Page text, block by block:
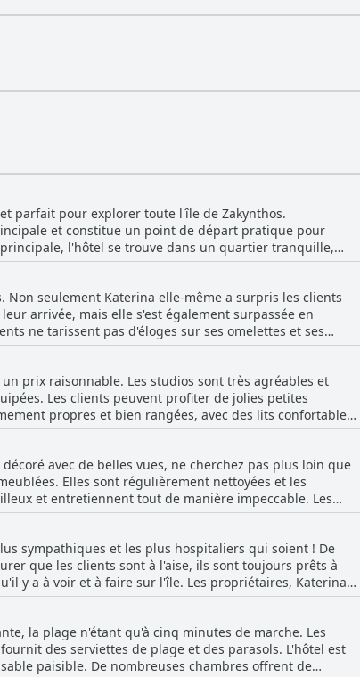
parfait pour explorer toute l'île de Zakynthos.
et constitue un point de départ pratique pour
l'hôtel se trouve dans un quartier tranquille,
calme et relaxant. Le propriétaire est également
et de nombreux restaurants sont accessibles à pied.
sur la mer. Bien que certains clients aient trouvé
eux ont apprécié la position stratégique qui permet de
même est situé dans un quartier très agréable et
Rooms est un excellent choix pour ceux qui recherchent
central pour profiter de toutes les attractions de l'île.
seulement Katerina elle-même a surpris les clients
arrivée, mais elle s'est également surpassée en
ne tarissent pas d'éloges sur ses omelettes et ses
et les oranges du jardin. L'hospitalité et la chaleur de
et des fruits offerts chaque jour. L'expérience du petit-
ce séjour au Katerina Rooms un moment inoubliable.
prix raisonnable. Les studios sont très agréables et
Les clients peuvent profiter de jolies petites
propres et bien rangées, avec des lits confortables.
hôtes offrent un délicieux gâteau de bienvenue dans le
le bruit des véhicules qui passent, les chambres
sont merveilleux et gardent les chambres dans un
et de café tous les jours. Dans l'ensemble, Katerina
entretenus, fortement recommandée pour un séjour
avec de belles vues, ne cherchez pas plus loin que
Elles sont régulièrement nettoyées et les
et entretiennent tout de manière impeccable. Les
en thé et en café ajoute à l'atmosphère propre et
spacieuses et récemment rénovées constituent un
sympathiques et les plus hospitaliers qui soient ! De
que les clients sont à l'aise, ils sont toujours prêts à
y a à voir et à faire sur l'île. Les propriétaires, Katerina
aider les clients. Ils sont si adorables que les clients
couronner le tout, ils offrent un rapport qualité-prix
meilleurs hôtes qu'ils aient jamais eus. Que vous ayez
et Takis sont toujours là, avec leur sourire et leur cœur
la plage n'étant qu'à cinq minutes de marche. Les
des serviettes de plage et des parasols. L'hôtel est
paisible. De nombreuses chambres offrent de